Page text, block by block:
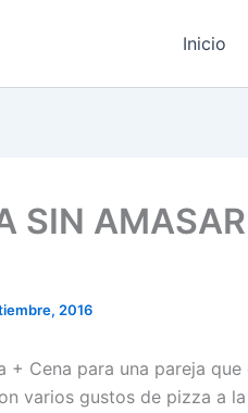
Inicio
SIN
2016
+ Cena para una pareja
varios gustos de pizza a